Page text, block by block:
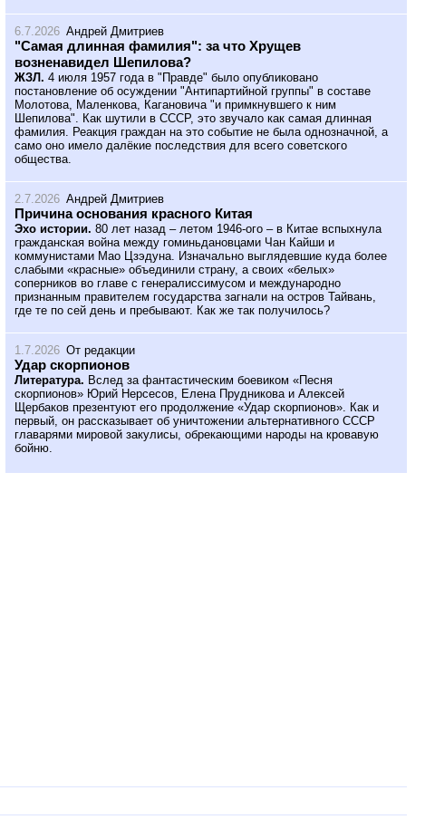
6.7.2026 Андрей Дмитриев
"Самая длинная фамилия": за что Хрущев
возненавидел Шепилова?
ЖЗЛ. 4 июля 1957 года в "Правде" было опубликовано
постановление об осуждении "Антипартийной группы" в составе
Молотова, Маленкова, Кагановича "и примкнувшего к ним
Шепилова". Как шутили в СССР, это звучало как самая длинная
фамилия. Реакция граждан на это событие не была однозначной, а
само оно имело далёкие последствия для всего советского
общества.
2.7.2026 Андрей Дмитриев
Причина основания красного Китая
Эхо истории. 80 лет назад – летом 1946-ого – в Китае вспыхнула
гражданская война между гоминьдановцами Чан Кайши и
коммунистами Мао Цзэдуна. Изначально выглядевшие куда более
слабыми «красные» объединили страну, а своих «белых»
соперников во главе с генералиссимусом и международно
признанным правителем государства загнали на остров Тайвань,
где те по сей день и пребывают. Как же так получилось?
1.7.2026 От редакции
Удар скорпионов
Литература. Вслед за фантастическим боевиком «Песня
скорпионов» Юрий Нерсесов, Елена Прудникова и Алексей
Щербаков презентуют его продолжение «Удар скорпионов». Как и
первый, он рассказывает об уничтожении альтернативного СССР
главарями мировой закулисы, обрекающими народы на кровавую
бойню.